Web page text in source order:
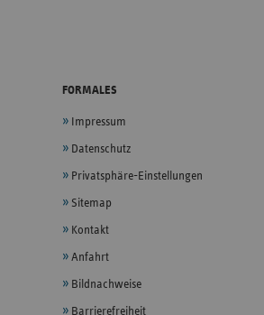
FORMALES
Impressum
Datenschutz
Privatsphäre-Einstellungen
Sitemap
Kontakt
Anfahrt
Bildnachweise
Barrierefreiheit